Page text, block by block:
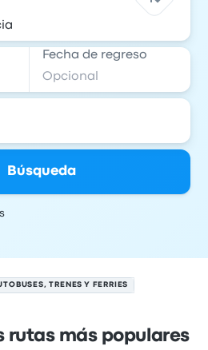
Fecha de regreso
Búsqueda
TRENES Y FERRIES
rutas más populares